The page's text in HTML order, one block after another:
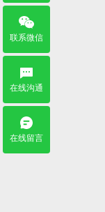
联系微信
在线沟通
在线留言